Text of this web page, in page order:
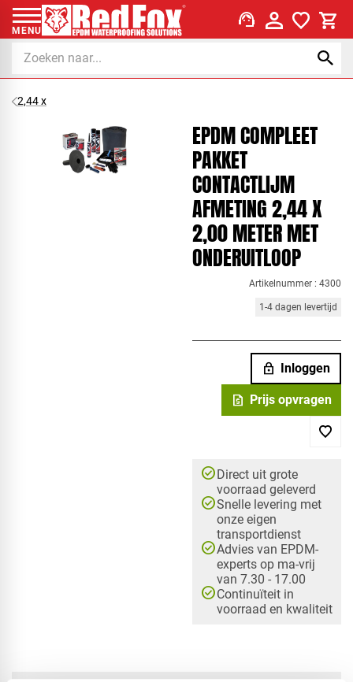
MENU support_agent
2,44 x
EPDM COMPLEET
PAKKET
CONTACTLIJM
AFMETING 2,44 X
2,00 METER MET
ONDERUITLOOP
Artikelnummer : 4300
1-4 dagen levertijd
lock Inloggen
request_quote Prijs opvragen
check_circleDirect uit grote
voorraad geleverd
check_circleSnelle levering met
onze eigen
transportdienst
check_circleAdvies van EPDM-
experts op ma-vrij
van 7.30 - 17.00
check_circleContinuïteit in
voorraad en kwaliteit